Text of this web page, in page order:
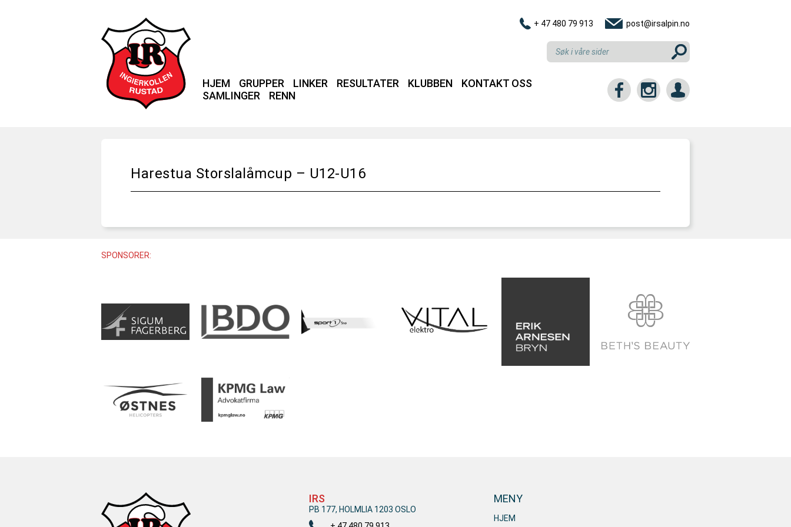
+ 47 480 79 913 post@irsalpin.no
HJEM GRUPPER LINKER RESULTATER KLUBBEN
KONTAKT OSS
SAMLINGER
RENN
Harestua Storslalåmcup – U12-U16
SPONSORER:
IRS
PB 177, HOLMLIA 1203 OSLO
MENY
HJEM